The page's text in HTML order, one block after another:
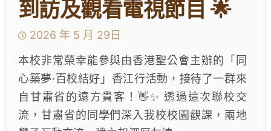
到訪及觀看電視節目 🌟
2026 年 5 月 29日
本校非常榮幸能參與由香港聖公會主辦的「同
心築夢·百校結好」香江行活動，接待了一群來
自甘肅省的遠方貴客！👋✨ 透過這次聯校交
流，甘肅省的同學們深入我校校園觀課，兩地